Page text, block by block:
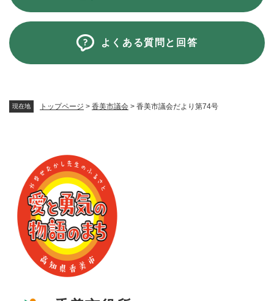
現在地 トップページ > 香美市議会 > 香美市議会だより第74号
よくある質問と回答